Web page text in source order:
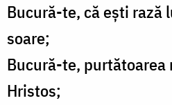
Bucură-te, că ești rază
soare;
Bucură-te, purtătoarea
Hristos;